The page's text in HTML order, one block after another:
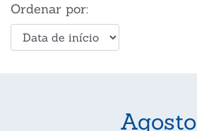
Ordenar por:
Agosto